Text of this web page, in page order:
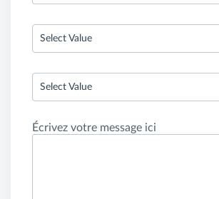
Select Value
Select Value
Écrivez votre message ici